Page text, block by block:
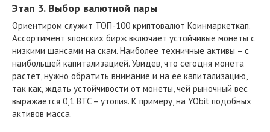
Этап 3. Выбор валютной пары
Ориентиром служит ТОП-100 криптовалют Коинмаркеткап.
Ассортимент японских бирж включает устойчивые монеты с
низкими шансами на скам. Наиболее техничные активы – с
наибольшей капитализацией. Увидев, что сегодня монета
растет, нужно обратить внимание и на ее капитализацию,
так как, ждать устойчивости от монеты, чей рыночный вес
выражается 0,1 BTC – утопия. К примеру, на YObit подобных
активов масса.